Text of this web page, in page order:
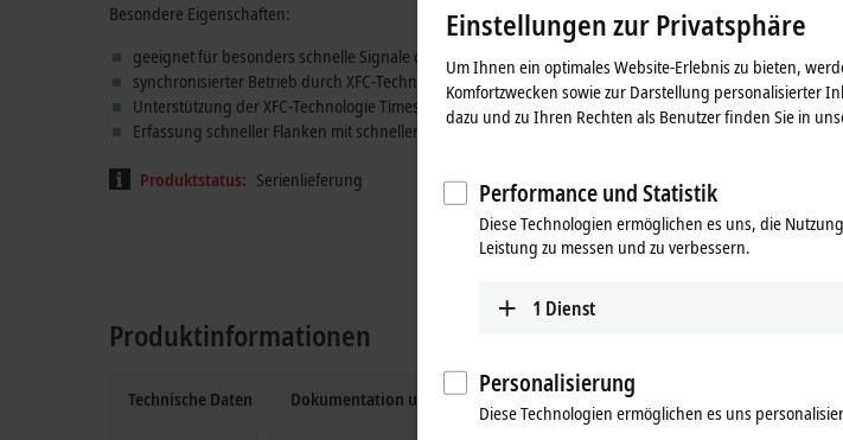
Besondere Eigenschaften:
geeignet für besonders schnelle Signale durch sehr geringe Eingangsverzögerung
synchronisierter Betrieb durch XFC-Technologie Distributed Clocks möglich
Unterstützung der XFC-Technologie Timestamp
Erfassung schneller Flanken mit schnellem 1 µs-Eingangsfilter (vgl. EL1252-0010: 10 µs)
Produktstatus: Serienlieferung
Produktinformationen
Technische Daten Dokumentation und Downloads Ergänzende Produkte
Einstellungen zur Privatsphäre
Um Ihnen ein optimales Website-Erlebnis zu bieten,
Komfortzwecken sowie zur Darstellung personalisierter
dazu und zu Ihren Rechten als Benutzer finden Sie in
Performance und Statistik
Diese Technologien ermöglichen es uns, die
Leistung zu messen und zu verbessern.
1 Dienst
Personalisierung
Diese Technologien ermöglichen es uns